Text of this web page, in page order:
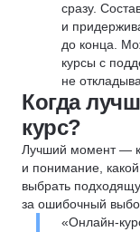
сразу.
и
до конца.
курсы с
не
Когда
курс?
Лучший момент —
и понимание,
выбрать
за ошибочный
«Онлайн-